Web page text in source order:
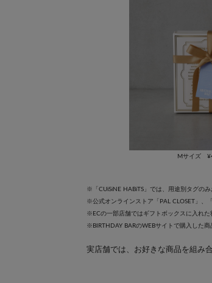
Mサイズ
※「CUiSiNE HABiTS」では、用途別タグのみ
※公式オンラインストア「PAL CLOSET」、
※ECの一部店舗ではギフトボックスに入れた
※BIRTHDAY BARのWEBサイトで購入した
実店舗では、お好きな商品を組み